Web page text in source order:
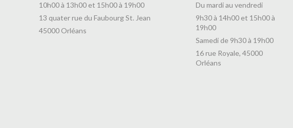
10h00 à 13h00 et 15h00 à 19h00
13 quater rue du Faubourg St. Jean
45000 Orléans
Du mardi au vendredi
9h30 à 14h00 et 15h00 à
19h00
Samedi de 9h30 à 19h00
16 rue Royale, 45000
Orléans